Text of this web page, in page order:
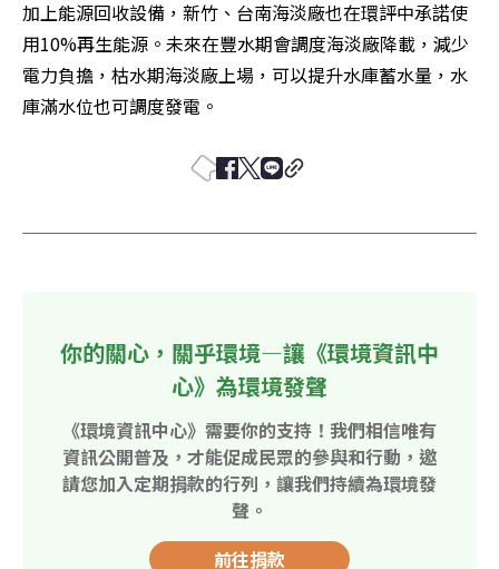
加上能源回收設備，新竹、台南海淡廠也在環評中承諾使
用10%再生能源。未來在豐水期會調度海淡廠降載，減少
電力負擔，枯水期海淡廠上場，可以提升水庫蓄水量，水
庫滿水位也可調度發電。
你的關心，關乎環境—讓《環境資訊中
心》為環境發聲
《環境資訊中心》需要你的支持！我們相信唯有
資訊公開普及，才能促成民眾的參與和行動，邀
請您加入定期捐款的行列，讓我們持續為環境發
聲。
前往捐款